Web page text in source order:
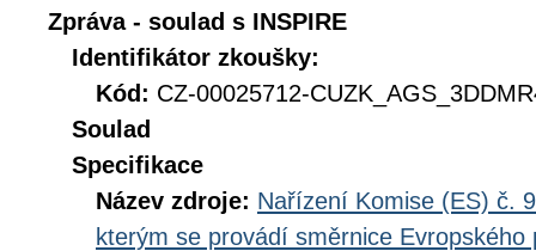
Zpráva - soulad s INSPIRE
Identifikátor zkoušky:
Kód: CZ-00025712-
Soulad
Specifikace
Název zdroje: Nařízení Komise (ES) č.
kterým se provádí směrnice